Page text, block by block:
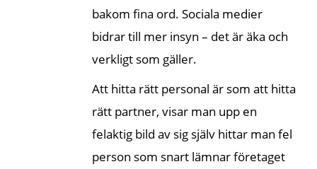
bakom fina ord. Sociala medier
bidrar till mer insyn – det är äka och
verkligt som gäller.
Att hitta rätt personal är som att hitta
rätt partner, visar man upp en
felaktig bild av sig själv hittar man fel
person som snart lämnar företaget